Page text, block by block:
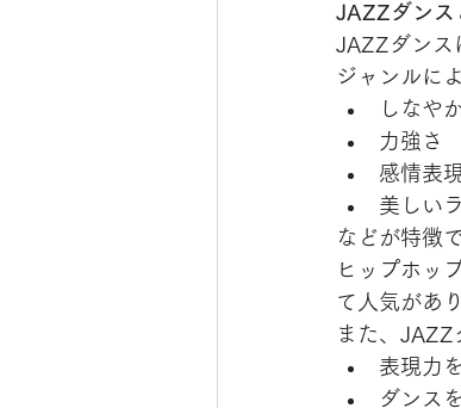
JAZZダンス
JAZZダンス
ジャンルに
しなや
力強さ
感情表
美しい
などが特徴
ヒップホッ
て人気があ
また、JAZZ
表現力
ダンス